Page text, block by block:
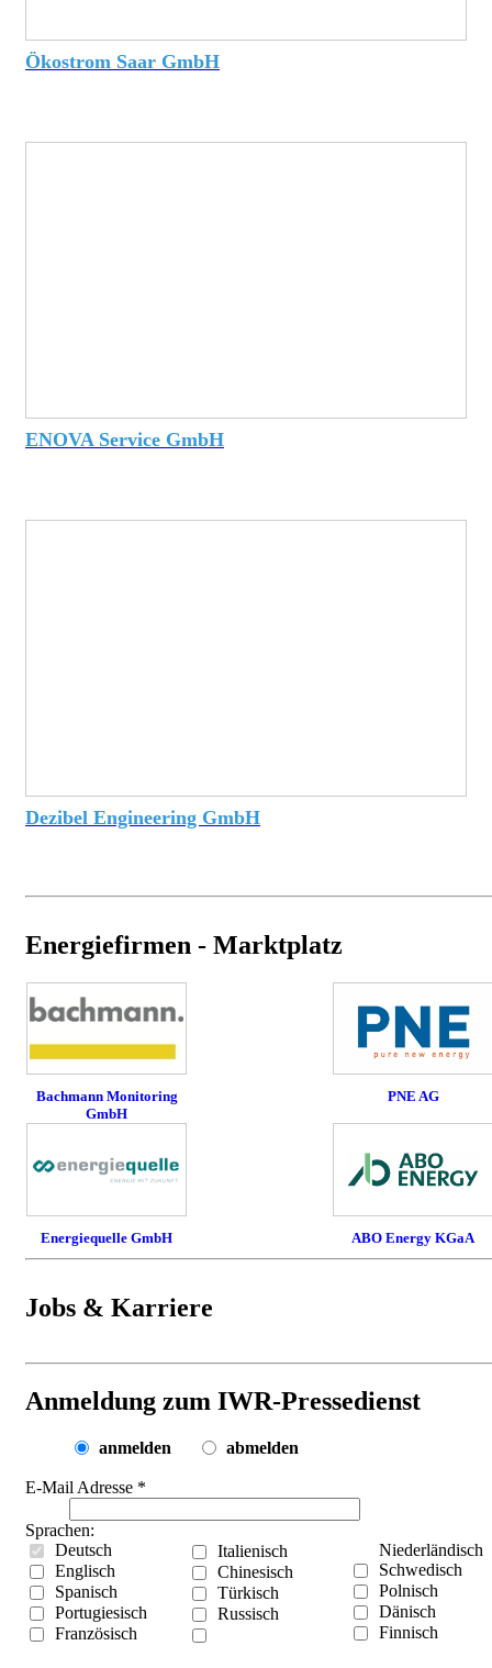
Ökostrom Saar GmbH
ENOVA Service GmbH
Dezibel Engineering GmbH
Energiefirmen - Marktplatz
Bachmann Monitoring
GmbH
PNE AG
Energiequelle GmbH ABO Energy KGaA
Jobs & Karriere
Anmeldung zum IWR-Pressedienst
anmelden abmelden
E-Mail Adresse *
Sprachen:
Deutsch
Englisch
Spanisch
Portugiesisch
Französisch
Italienisch
Chinesisch
Türkisch
Russisch
Niederländisch
Schwedisch
Polnisch
Dänisch
Finnisch